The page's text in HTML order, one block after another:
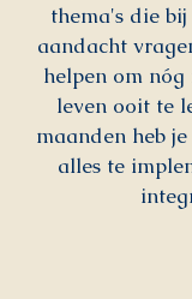
thema's die
aandacht
helpen om nóg
leven ooit te
maanden heb
alles te